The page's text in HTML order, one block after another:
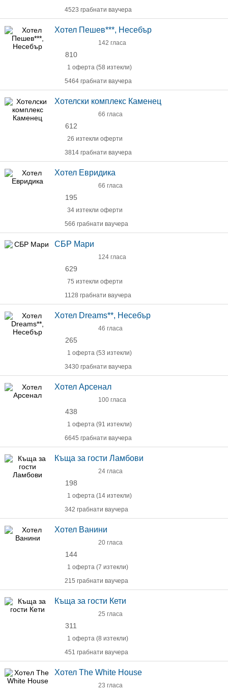
4523 грабнати ваучера
Хотел Пешев***, Несебър
142 гласа
810
1 оферта (58 изтекли)
5464 грабнати ваучера
Хотелски комплекс Каменец
66 гласа
612
26 изтекли оферти
3814 грабнати ваучера
Хотел Евридика
66 гласа
195
34 изтекли оферти
566 грабнати ваучера
СБР Мари
124 гласа
629
75 изтекли оферти
1128 грабнати ваучера
Хотел Dreams**, Несебър
46 гласа
265
1 оферта (53 изтекли)
3430 грабнати ваучера
Хотел Арсенал
100 гласа
438
1 оферта (91 изтекли)
6645 грабнати ваучера
Къща за гости Ламбови
24 гласа
198
1 оферта (14 изтекли)
342 грабнати ваучера
Хотел Ванини
20 гласа
144
1 оферта (7 изтекли)
215 грабнати ваучера
Къща за гости Кети
25 гласа
311
1 оферта (8 изтекли)
451 грабнати ваучера
Хотел The White House
23 гласа